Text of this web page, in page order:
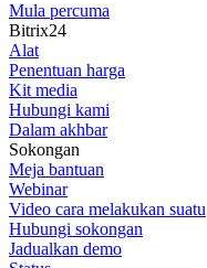
Mula percuma
Bitrix24
Alat
Penentuan harga
Kit media
Hubungi kami
Dalam akhbar
Sokongan
Meja bantuan
Webinar
Video cara melakukan suatu
Hubungi sokongan
Jadualkan demo